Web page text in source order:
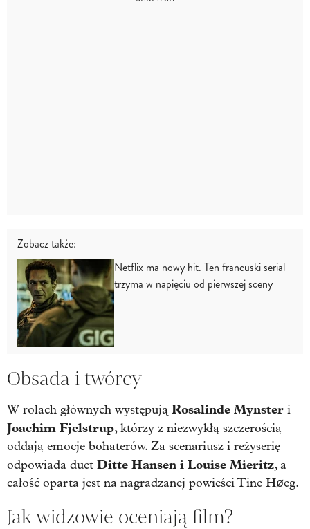
Zobacz także:
Netflix ma nowy hit. Ten francuski serial
trzyma w napięciu od pierwszej sceny
Obsada i twórcy
W rolach głównych występują Rosalinde Mynster i
Joachim Fjelstrup, którzy z niezwykłą szczerością
oddają emocje bohaterów. Za scenariusz i reżyserię
odpowiada duet Ditte Hansen i Louise Mieritz, a
całość oparta jest na nagradzanej powieści Tine Høeg.
Jak widzowie oceniają film?